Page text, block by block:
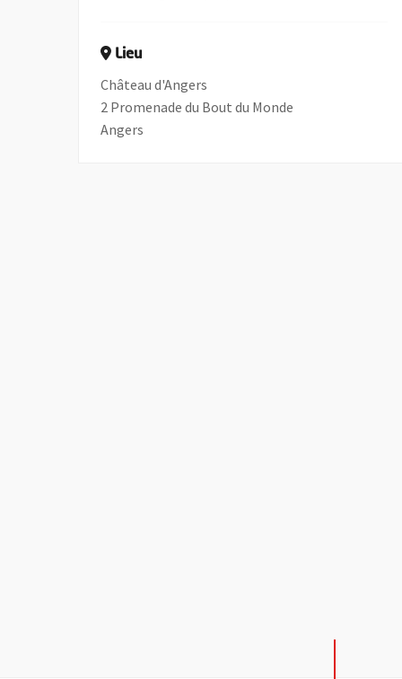
Lieu
Château d'Angers
2 Promenade du Bout du Monde
Angers